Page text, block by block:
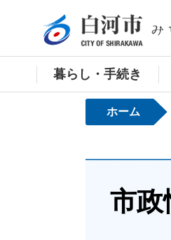
暮らし・手続き
ホーム
市政